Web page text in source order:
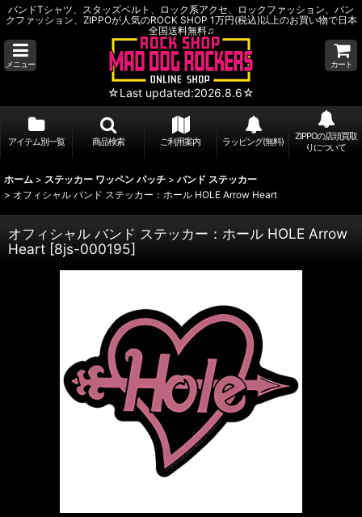
バンドTシャツ、スタッズベルト、ロック系アクセ、ロックファッション、パン
クファッション、ZIPPOが人気のROCK SHOP 1万円(税込)以上のお買い物で日本
全国送料無料♫
メニュー
☆Last updated:2026.8.6☆
カート
アイテム別一覧 商品検索 ご利用案内 ラッピング(無料)
ZIPPOの店頭買取
りについて
ホーム > ステッカー ワッペン パッチ > バンド ステッカー
> オフィシャル バンド ステッカー：ホール HOLE Arrow Heart
オフィシャル バンド ステッカー：ホール HOLE Arrow
Heart [8js-000195]